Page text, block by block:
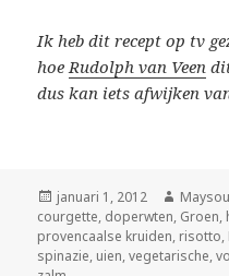
Ik heb dit recept op tv
hoe Rudolph van Veen
dus kan iets afwijken
Geplaatst
op
januari 1, 2012 Auteur
courgette, doperwten, Groen,
provencaalse kruiden, risotto,
spinazie, uien,vegetarische,